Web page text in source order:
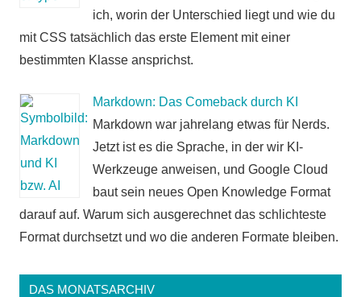
ich, worin der Unterschied liegt und wie du
mit CSS tatsächlich das erste Element mit einer
bestimmten Klasse ansprichst.
Markdown: Das Comeback durch KI
Markdown war jahrelang etwas für Nerds.
Jetzt ist es die Sprache, in der wir KI-
Werkzeuge anweisen, und Google Cloud
baut sein neues Open Knowledge Format
darauf auf. Warum sich ausgerechnet das schlichteste
Format durchsetzt und wo die anderen Formate bleiben.
DAS MONATSARCHIV